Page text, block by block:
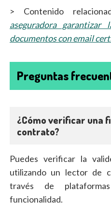
> Contenido
aseguradora
documentos con email
Preguntas
¿Cómo verificar una
contrato?
Puedes verificar la
utilizando un lector de
través de
funcionalidad.